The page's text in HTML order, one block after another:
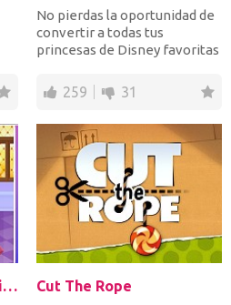
No pierdas la oportunidad de
convertir a todas tus
princesas de Disney favoritas
259 31
Andy Cosplay Disney Princesses Cut The Rope